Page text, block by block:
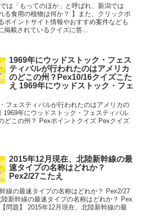
は「もってのほか」と呼ばれ、新潟では
る食用の植物は何か？ 】また、クリックポ
ポイントサイト情報やおすすめ案件なども
載されているクイズに答...
1969年にウッドストック・フェス
ティバルが行われたのはアメリカ
のどこの州？Pex10/16クイズこた
え 1969年にウッドストック・フェ
フェスティバルが行われたのはアメリカの
1969年にウッドストック・フェスティバル
どこの州？ Pexポイントクイズ Pexクイズ
2015年12月現在、北陸新幹線の最
速タイプの名称はどれか？
Pex2/27こたえ
線の最速タイプの名称はどれか？ Pex2/27
新幹線の最速タイプの名称はどれか？ Pex
問題】 2015年12月現在、北陸新幹線の最